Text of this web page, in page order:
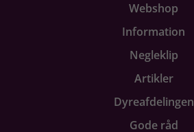
Webshop
Information
Negleklip
Artikler
Dyreafdelingen
Gode råd